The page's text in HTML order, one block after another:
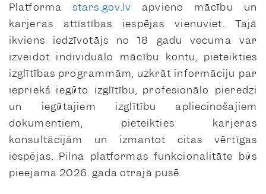
Platforma stars.gov.lv apvieno mācību un
karjeras attīstības iespējas vienuviet. Tajā
ikviens iedzīvotājs no 18 gadu vecuma var
izveidot individuālo mācību kontu, pieteikties
izglītības programmām, uzkrāt informāciju par
iepriekš iegūto izglītību, profesionālo pieredzi
un iegūtajiem izglītību apliecinošajiem
dokumentiem, pieteikties karjeras
konsultācijām un izmantot citas vērtīgas
iespējas. Pilna platformas funkcionalitāte būs
pieejama 2026. gada otrajā pusē.